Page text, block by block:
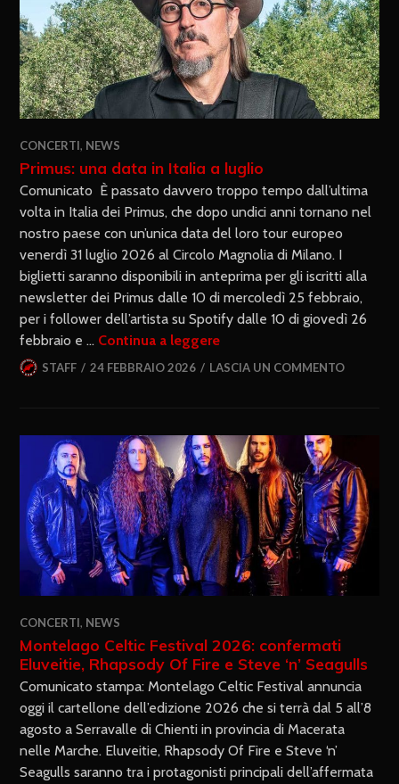
CONCERTI, NEWS
Primus: una data in Italia a luglio
Comunicato È passato davvero troppo tempo dall’ultima
volta in Italia dei Primus, che dopo undici anni tornano nel
nostro paese con un’unica data del loro tour europeo
venerdì 31 luglio 2026 al Circolo Magnolia di Milano. I
biglietti saranno disponibili in anteprima per gli iscritti alla
newsletter dei Primus dalle 10 di mercoledì 25 febbraio,
per i follower dell’artista su Spotify dalle 10 di giovedì 26
febbraio e … Continua a leggere
STAFF 24 FEBBRAIO 2026 LASCIA UN COMMENTO
CONCERTI, NEWS
Montelago Celtic Festival 2026: confermati
Eluveitie, Rhapsody Of Fire e Steve ‘n’ Seagulls
Comunicato stampa: Montelago Celtic Festival annuncia
oggi il cartellone dell’edizione 2026 che si terrà dal 5 all’8
agosto a Serravalle di Chienti in provincia di Macerata
nelle Marche. Eluveitie, Rhapsody Of Fire e Steve ‘n’
Seagulls saranno tra i protagonisti principali dell’affermata